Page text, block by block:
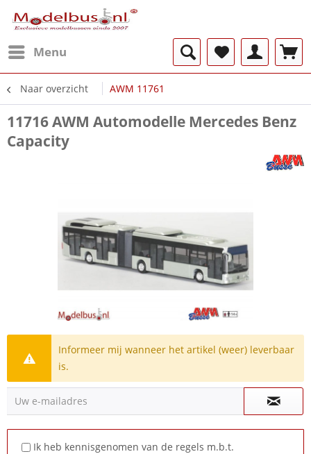
Menu
Naar overzicht AWM 11761
11716 AWM Automodelle Mercedes Benz
Capacity
Informeer mij wanneer het artikel (weer) leverbaar
is.
Uw e-mailadres
Ik heb kennisgenomen van de regels m.b.t.